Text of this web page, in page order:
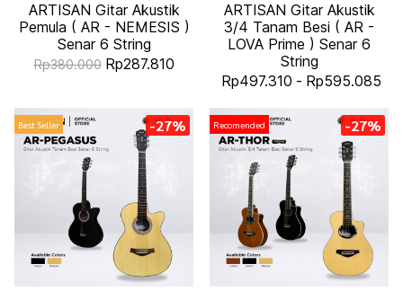
ARTISAN Gitar Akustik
Pemula ( AR - NEMESIS )
Senar 6 String
Rp380.000 Rp287.810
ARTISAN Gitar Akustik
3/4 Tanam Besi ( AR -
LOVA Prime ) Senar 6
String
Rp497.310 - Rp595.085
Best Seller -27% Recomended -27%